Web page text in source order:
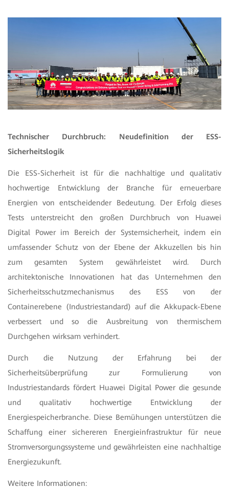
Technischer Durchbruch: Neudefinition der ESS-
Sicherheitslogik
Die ESS-Sicherheit ist für die nachhaltige und qualitativ
hochwertige Entwicklung der Branche für erneuerbare
Energien von entscheidender Bedeutung. Der Erfolg dieses
Tests unterstreicht den großen Durchbruch von Huawei
Digital Power im Bereich der Systemsicherheit, indem ein
umfassender Schutz von der Ebene der Akkuzellen bis hin
zum gesamten System gewährleistet wird. Durch
architektonische Innovationen hat das Unternehmen den
Sicherheitsschutzmechanismus des ESS von der
Containerebene (Industriestandard) auf die Akkupack-Ebene
verbessert und so die Ausbreitung von thermischem
Durchgehen wirksam verhindert.
Durch die Nutzung der Erfahrung bei der
Sicherheitsüberprüfung zur Formulierung von
Industriestandards fördert Huawei Digital Power die gesunde
und qualitativ hochwertige Entwicklung der
Energiespeicherbranche. Diese Bemühungen unterstützen die
Schaffung einer sichereren Energieinfrastruktur für neue
Stromversorgungssysteme und gewährleisten eine nachhaltige
Energiezukunft.
Weitere Informationen: